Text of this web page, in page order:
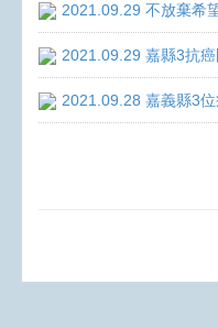
2021.09.29 不放棄希
2021.09.29 嘉縣3抗
2021.09.28 嘉義縣3